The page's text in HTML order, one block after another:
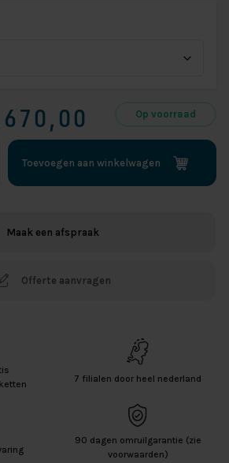
Op voorraad
Toevoegen aan winkelwagen
Maak een afspraak
Offerte aanvragen
7 filialen door heel nederland
90 dagen omruilgarantie (zie
voorwaarden)